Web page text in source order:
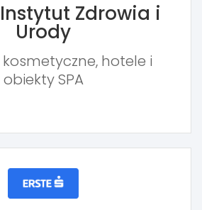
Zdrowia i
Urody
hotele i
obiekty SPA